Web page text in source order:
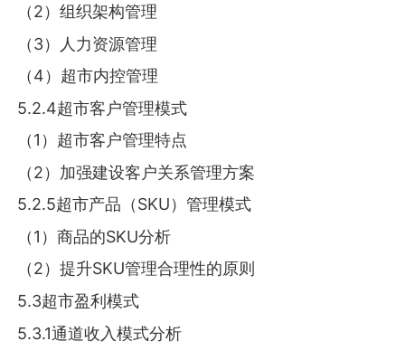
（2）组织架构管理
（3）人力资源管理
（4）超市内控管理
5.2.4超市客户管理模式
（1）超市客户管理特点
（2）加强建设客户关系管理方案
5.2.5超市产品（SKU）管理模式
（1）商品的SKU分析
（2）提升SKU管理合理性的原则
5.3超市盈利模式
5.3.1通道收入模式分析